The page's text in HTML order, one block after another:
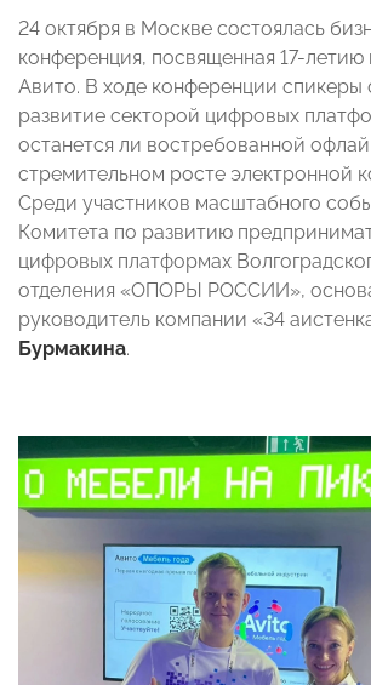
24 октября в Москве состоялась
конференция, посвященная 17-летию
Авито. В ходе конференции спикеры
развитие секторой цифровых
останется ли востребованной
стремительном росте электронной
Среди участников масштабного
Комитета по развитию
цифровых платформах
отделения «ОПОРЫ РОССИИ»,
руководитель компании «34
Бурмакина.